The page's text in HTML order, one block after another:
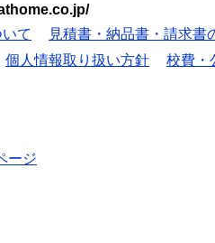
て 見積書・納品書・請求書
個人情報取り扱い方針 校費・
ージ